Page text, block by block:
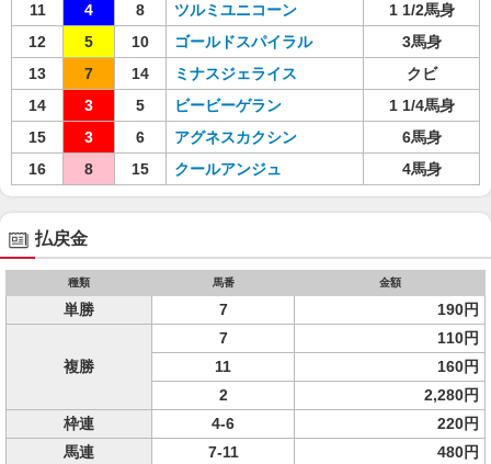
11
4 8 ツルミユニコーン
1 1/2馬身
12
5 10 ゴールドスパイラル
3馬身
13
7 14 ミナスジェライス
クビ
14
3 5 ビービーゲラン
1 1/4馬身
15
3 6 アグネスカクシン
6馬身
16
8 15 クールアンジュ 4馬身
払戻金
種類 馬番 金額
単勝 7 190円
複勝
7
110円
11
160円
2
2,280円
枠連
4-6
220円
馬連
7-11 480円